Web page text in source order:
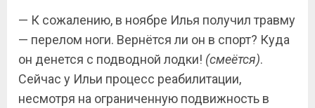
— К сожалению, в ноябре Илья получил травму
— перелом ноги. Вернётся ли он в спорт? Куда
он денется с подводной лодки! (смеётся).
Сейчас у Ильи процесс реабилитации,
несмотря на ограниченную подвижность в